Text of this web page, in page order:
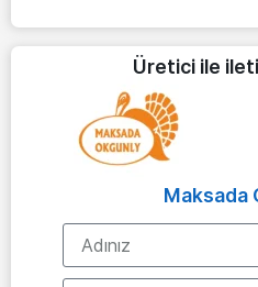
Üretici ile
Maksada